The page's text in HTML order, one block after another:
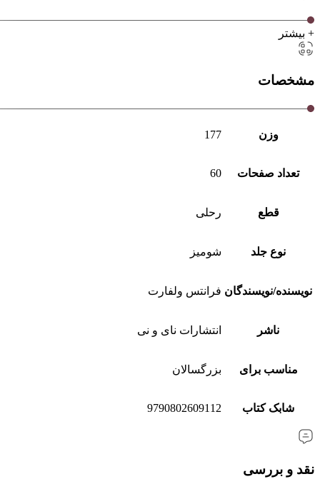
+ بیشتر
مشخصات
وزن 177
تعداد صفحات 60
قطع رحلی
نوع جلد شومیز
نویسنده/نویسندگان فرانتس ولفارت
ناشر انتشارات نای و نی
مناسب برای بزرگسالان
شابک کتاب 9790802609112
نقد و بررسی